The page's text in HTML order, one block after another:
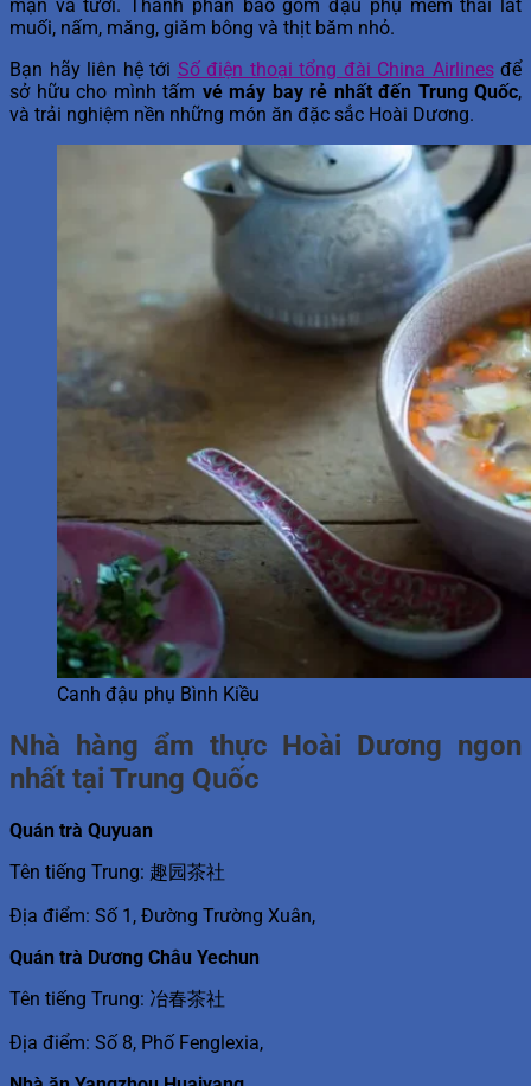
mặn và tươi. Thành phần bao gồm đậu phụ mềm thái lát
muối, nấm, măng, giăm bông và thịt băm nhỏ.
Bạn hãy liên hệ tới Số điện thoại tổng đài China Airlinesđể
sở hữu cho mình tấm vé máy bay rẻ nhất đến Trung Quốc,
và trải nghiệm nền những món ăn đặc sắc Hoài Dương.
Canh đậu phụ Bình Kiều
Nhà hàng ẩm thực Hoài Dương ngon
nhất tại Trung Quốc
Quán trà Quyuan
Tên tiếng Trung: 趣园茶社
Địa điểm: Số 1, Đường Trường Xuân,
Quán trà Dương Châu Yechun
Tên tiếng Trung: 冶春茶社
Địa điểm: Số 8, Phố Fenglexia,